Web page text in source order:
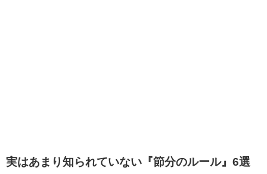
実はあまり知られていない『節分のルール』6選